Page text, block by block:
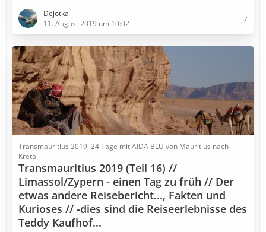
Dejotka
11. August 2019 um 10:02
7
Transmauritius 2019, 24 Tage mit AIDA BLU von Mauritius nach
Kreta
Transmauritius 2019 (Teil 16) //
Limassol/Zypern - einen Tag zu früh // Der
etwas andere Reisebericht..., Fakten und
Kurioses // -dies sind die Reiseerlebnisse des
Teddy Kaufhof...